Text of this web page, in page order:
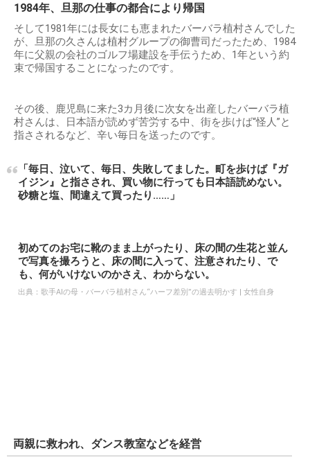
1984年、旦那の仕事の都合により帰国
そして1981年には長女にも恵まれたバーバラ植村さんでした
が、旦那の久さんは植村グループの御曹司だったため、1984
年に父親の会社のゴルフ場建設を手伝うため、1年という約
束で帰国することになったのです。
その後、鹿児島に来た3カ月後に次女を出産したバーバラ植
村さんは、日本語が読めず苦労する中、街を歩けば“怪人”と
指さされるなど、辛い毎日を送ったのです。
「毎日、泣いて、毎日、失敗してました。町を歩けば『ガ
イジン』と指さされ、買い物に行っても日本語読めない。
砂糖と塩、間違えて買ったり……」
初めてのお宅に靴のまま上がったり、床の間の生花と並ん
で写真を撮ろうと、床の間に入って、注意されたり、で
も、何がいけないのかさえ、わからない。
出典： 歌手AIの母・バーバラ植村さん“ハーフ差別”の過去明かす | 女性自身
両親に救われ、ダンス教室などを経営